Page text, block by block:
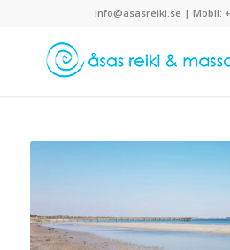
info@asasreiki.se | Mobil: